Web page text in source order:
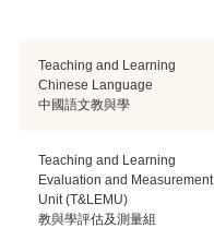
Teaching and Learning
Chinese Language
中國語文教與學
Teaching and Learning
Evaluation and Measurement
Unit (T&LEMU)
教與學評估及測量組